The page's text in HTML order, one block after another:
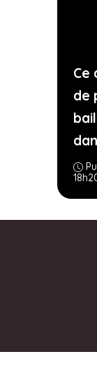
Ce
de